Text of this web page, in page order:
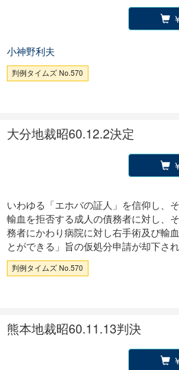
小神野利夫
判例タイムズ No.570
大分地裁昭60.12.2決定
いわゆる「エホバの証人」を信仰し、
輸血を拒否する成人の債務者に対し、
務者にかわり病院に対し右手術及び輸
とができる」旨の仮処分申請が却下さ
判例タイムズ No.570
熊本地裁昭60.11.13判決